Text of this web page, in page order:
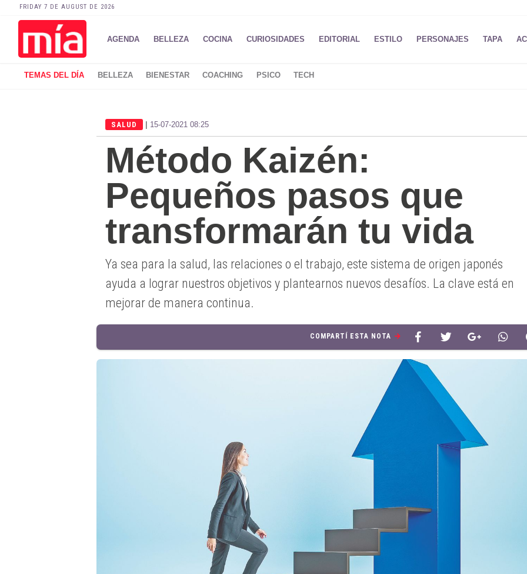
FRIDAY 7 DE AUGUST DE 2026
AGENDA BELLEZA COCINA CURIOSIDADES EDITORIAL ESTILO PERSONAJES TAPA
TEMAS DEL DÍA BELLEZA BIENESTAR COACHING PSICO TECH
SALUD | 15-07-2021 08:25
Método Kaizén:
Pequeños pasos que
transformarán tu vida
Ya sea para la salud, las relaciones o el trabajo, este sistema de origen japonés
ayuda a lograr nuestros objetivos y plantearnos nuevos desafíos. La clave está en
mejorar de manera continua.
COMPARTÍ ESTA NOTA